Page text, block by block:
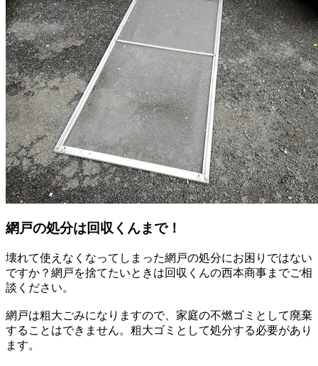
網戸の処分は回収くんまで！
壊れて使えなくなってしまった網戸の処分にお困りではない
ですか？網戸を捨てたいときは回収くんの西本商事までご相
談ください。
網戸は粗大ごみになりますので、家庭の不燃ゴミとして廃棄
することはできません。粗大ゴミとして処分する必要があり
ます。